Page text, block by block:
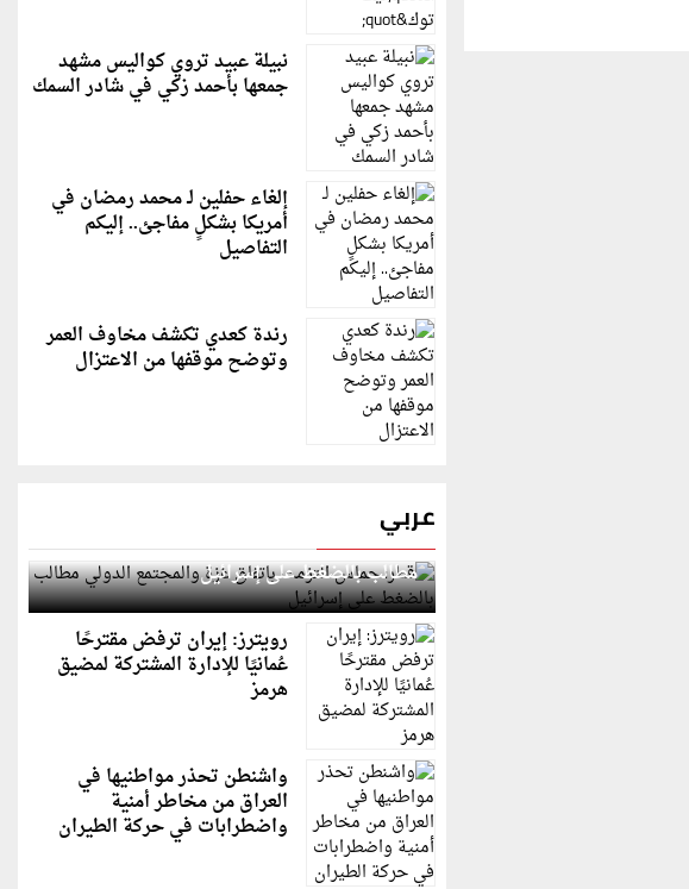
نبيلة عبيد تروي كواليس مشهد
جمعها بأحمد زكي في شادر السمك
إلغاء حفلين لـ محمد رمضان في
أمريكا بشكلٍ مفاجئ.. إليكم
التفاصيل
رندة كعدي تكشف مخاوف العمر
وتوضح موقفها من الاعتزال
عربي
قطر: حماس التزمت باتفاق غزة والمجتمع الدولي
مطالب بالضغط على إسرائيل
رويترز: إيران ترفض مقترحًا
عُمانيًا للإدارة المشتركة لمضيق
هرمز
واشنطن تحذر مواطنيها في
العراق من مخاطر أمنية
واضطرابات في حركة الطيران